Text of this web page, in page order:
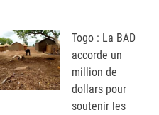
Togo : La BAD
accorde un
million de
dollars pour
soutenir les